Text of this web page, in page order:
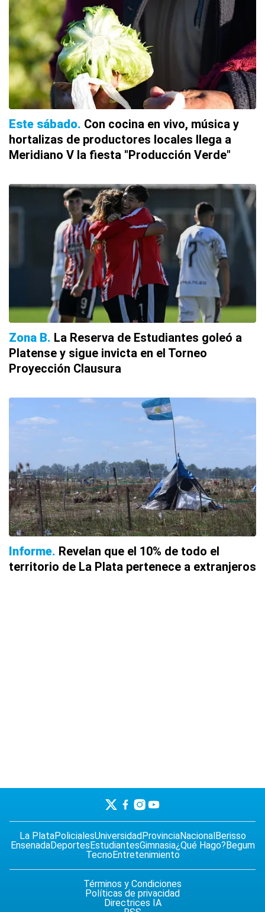
Este sábado Con cocina en vivo, música y
hortalizas de productores locales llega a
Meridiano V la fiesta "Producción Verde"
Zona B La Reserva de Estudiantes goleó a
Platense y sigue invicta en el Torneo
Proyección Clausura
Informe Revelan que el 10% de todo el
territorio de La Plata pertenece a extranjeros
La PlataPolicialesUniversidad ProvinciaNacional Berisso
EnsenadaDeportes EstudiantesGimnasia¿Qué Hago? Begum
TecnoEntretenimiento
Términos y Condiciones
Políticas de privacidad
Directrices IA